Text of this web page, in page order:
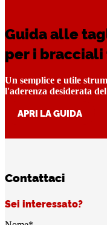
Guida alle
per i
Un semplice e utile
l'aderenza desiderata
APRI LA GUIDA
Contattaci
Sei interessato?